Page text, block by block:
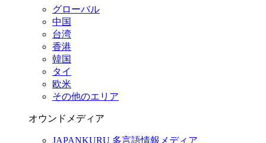
グローバル
中国
台湾
香港
韓国
タイ
欧米
その他のエリア
オウンドメディア
JAPANKURU 多言語情報メディア